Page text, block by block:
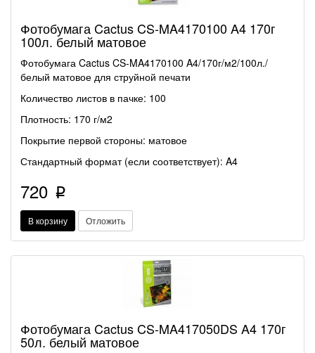
Фотобумага Cactus CS-MA4170100 A4 170г
100л. белый матовое
Фотобумага Cactus CS-MA4170100 A4/170г/м2/100л./
белый матовое для струйной печати
Количество листов в пачке: 100
Плотность: 170 г/м2
Покрытие первой стороны: матовое
Стандартный формат (если соответствует): A4
720 p
В корзину Отложить
Фотобумага Cactus CS-MA417050DS A4 170г
50л. белый матовое